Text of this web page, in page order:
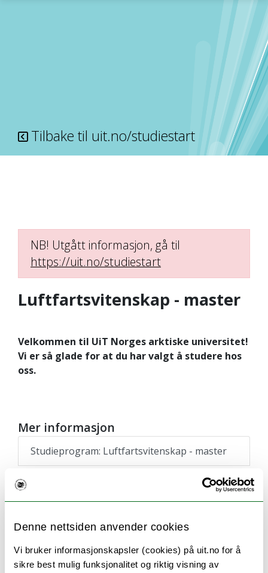
Denne nettsiden anvender cookies
Vi bruker informasjonskapsler (cookies) på uit.no for å
sikre best mulig funksjonalitet og riktig visning av
Tilbake til uit.no/studiestart
NB! Utgått informasjon, gå til
https://uit.no/studiestart
Luftfartsvitenskap - master
Velkommen til UiT Norges arktiske universitet!
Vi er så glade for at du har valgt å studere hos
oss.
Mer informasjon
Studieprogram: Luftfartsvitenskap - master
Minside for studenter